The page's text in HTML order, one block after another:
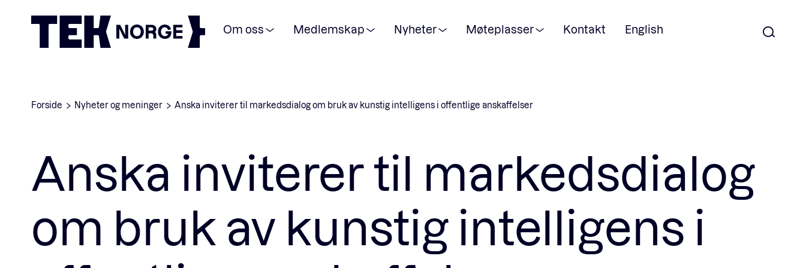
Om oss Medlemskap Nyheter Møteplasser Kontakt English
POPULÆRE SØK:
Medlemskap
Ansatte
Forside Nyheter og meninger Anska inviterer til markedsdialog om bruk av kunstig intelligens i offentlige anskaffelser
Anska inviterer til markedsdialog
om bruk av kunstig intelligens i